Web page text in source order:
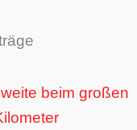
beim großen